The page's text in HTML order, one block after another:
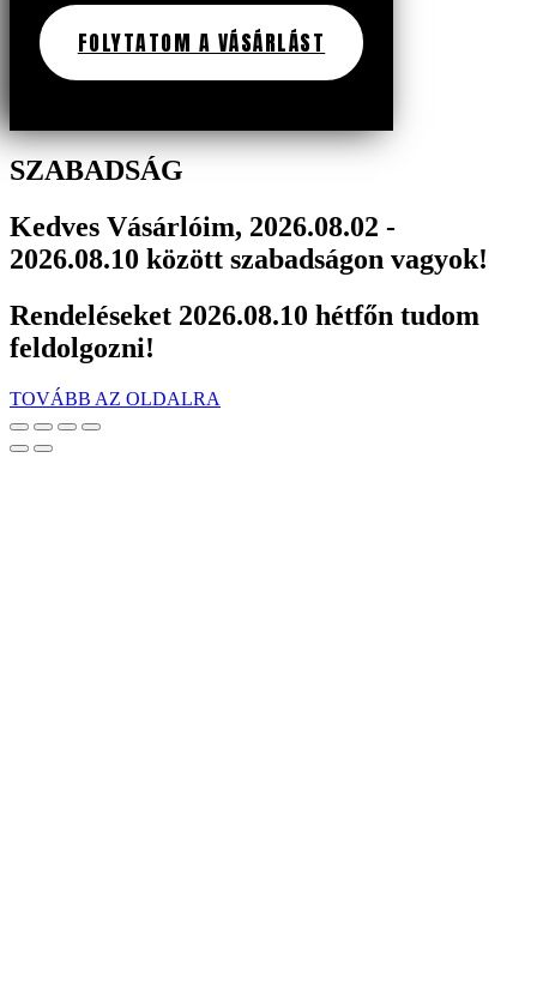
FOLYTATOM A VÁSÁRLÁST
SZABADSÁG
Kedves Vásárlóim, 2026.08.02 -
2026.08.10 között szabadságon vagyok!
Rendeléseket 2026.08.10 hétfőn tudom
feldolgozni!
TOVÁBB AZ OLDALRA